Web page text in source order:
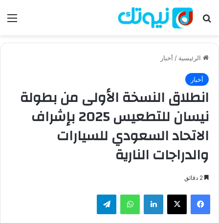
بحث عن
الرئيسية / أخبار
أخبار
انطلاق النسخة الأولى من بطولة
نيسان للتطعيس 2025 بإشراف
الاتحاد السعودي للسيارات
والدراجات النارية
فيسبوك ‫X لينكدإن واتساب تيلقرام